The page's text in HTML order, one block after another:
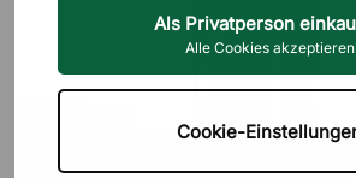
Als Privatperson
Alle Cookies akzeptieren
Cookie-